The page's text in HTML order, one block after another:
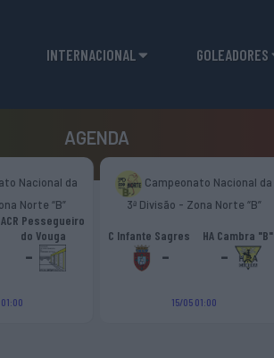
INTERNACIONAL GOLEADORES
AGENDA
Nacional da
Norte “B”
ACR Pessegueiro
do Vouga
-
Campeonato Nacional da
3ª Divisão - Zona Norte “B”
C Infante Sagres
-
HA Cambra "B"
-
15/05 01:00